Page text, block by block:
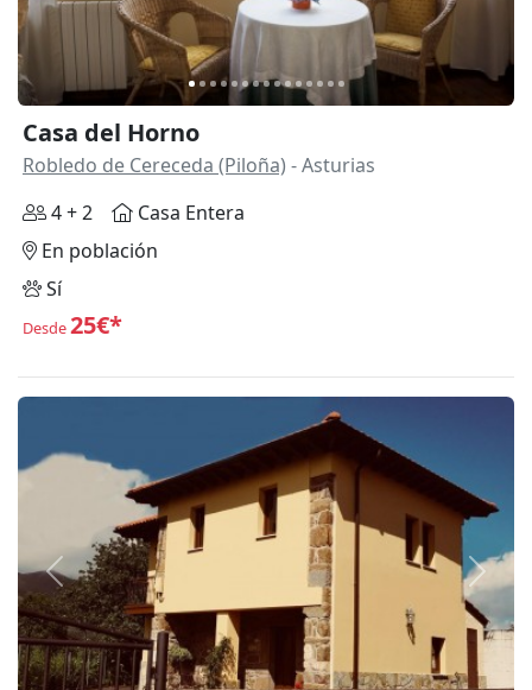
Casa del Horno
Robledo de Cereceda (Piloña) - Asturias
4 + 2
Casa Entera
En población
Sí
Desde25€*
Anterior